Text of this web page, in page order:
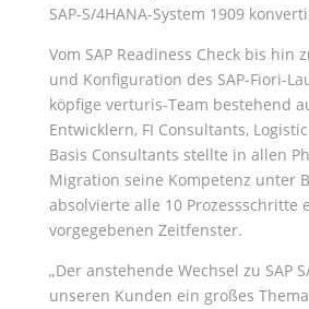
SAP-S/4HANA-System 1909
Vom SAP Readiness Check bis hin
und Konfiguration des SAP-Fiori-
köpfige verturis-Team bestehend
Entwicklern, FI Consultants,
Basis Consultants stellte in allen
Migration seine Kompetenz unter
absolvierte alle 10 Prozessschritte
vorgegebenen Zeitfenster.
„Der anstehende Wechsel zu SAP
unseren Kunden ein großes